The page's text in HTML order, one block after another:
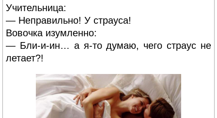
Учительница:
— Неправильно! У страуса!
Вовочка изумленно:
— Бли-и-ин… а я-то думаю, чего страус не
летает?!